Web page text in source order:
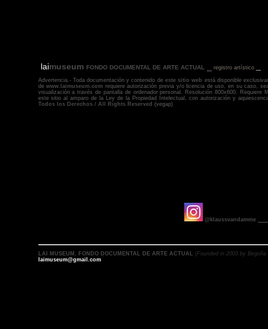
laimuseum FONDO DOCUMENTAL DE ARTE ACTUAL registro artístico
Advertencia.- Toda documentación y contenido de este sitio web está disponible
dewww.laimuseum.com requiere autorización previa y/o licencia de uso, en su caso,
visualización a través de pantalla de ordenador personal. Resolución 800x600. Requiere
este sitio al amparo de la Ley de la Propiedad Intelectual, con autorización y
Todos los Derechos/ All Rights Reserved (vegap)
@klaussvandamme
LAI MUSEUM . FONDO DOCUMENTAL DE ARTE ACTUAL (Founded in 2003 by
laimuseum@gmail.com